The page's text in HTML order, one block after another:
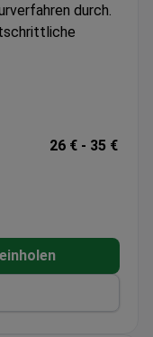
durch.
26 € - 35 €